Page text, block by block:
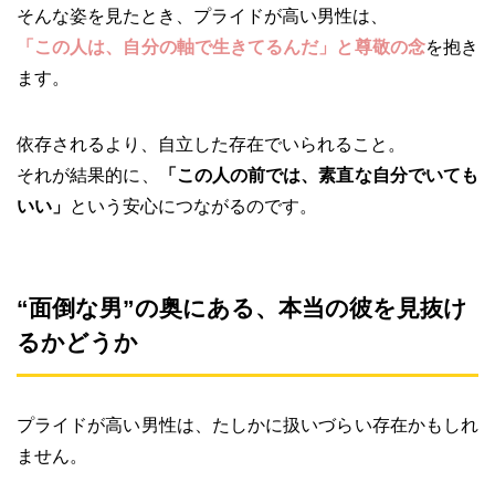
そんな姿を見たとき、プライドが高い男性は、
「この人は、自分の軸で生きてるんだ」と尊敬の念を抱き
ます。
依存されるより、自立した存在でいられること。
それが結果的に、
「この人の前では、素直な自分でいても
いい」 という安心につながるのです。
“面倒な男”の奥にある、本当の彼を見抜け
るかどうか
プライドが高い男性は、たしかに扱いづらい存在かもしれ
ません。